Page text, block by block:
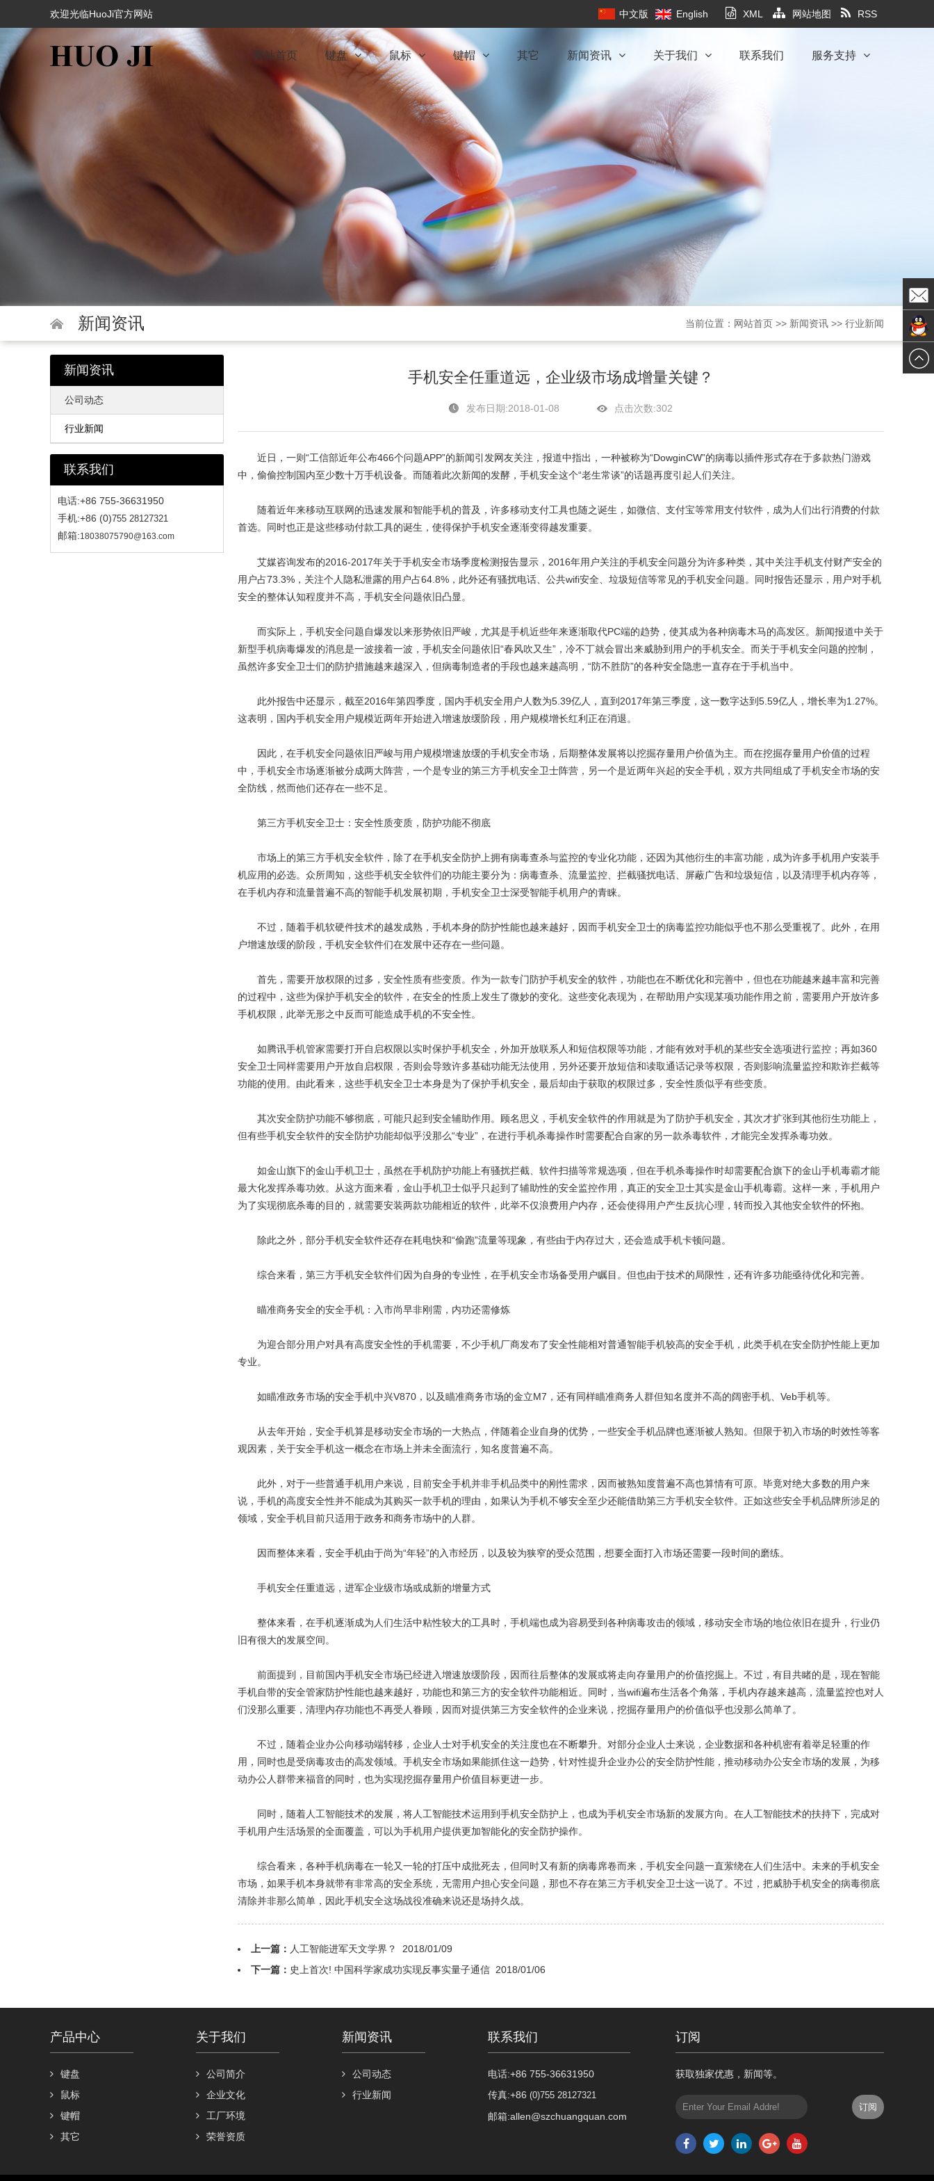
欢迎光临HuoJi官方网站 中文版 English XML 网站地图 RSS
网站首页 键盘 鼠标 键帽 其它 新闻资讯 关于我们 联系我们 服务支持
当前位置： 网站首页 >> 新闻资讯 >> 行业新闻
新闻资讯
新闻资讯
公司动态
行业新闻
联系我们
电话:+86 755-36631950
手机:+86 (0)755 28127321
邮箱:18038075790@163.com
手机安全任重道远，企业级市场成增量关键？
发布日期:2018-01-08 点击次数:302
近日，一则“工信部近年公布466个问题APP”的新闻引发网友关注，报道中指出，一种被称为“DowginCW”的病毒以插件形式存在于多款热门游戏
中，偷偷控制国内至少数十万手机设备。而随着此次新闻的发酵，手机安全这个“老生常谈”的话题再度引起人们关注。
随着近年来移动互联网的迅速发展和智能手机的普及，许多移动支付工具也随之诞生，如微信、支付宝等常用支付软件，成为人们出行消费的付款
首选。同时也正是这些移动付款工具的诞生，使得保护手机安全逐渐变得越发重要。
艾媒咨询发布的2016-2017年关于手机安全市场季度检测报告显示，2016年用户关注的手机安全问题分为许多种类，其中关注手机支付财产安全的
用户占73.3%，关注个人隐私泄露的用户占64.8%，此外还有骚扰电话、公共wifi安全、垃圾短信等常见的手机安全问题。同时报告还显示，用户对手机
安全的整体认知程度并不高，手机安全问题依旧凸显。
而实际上，手机安全问题自爆发以来形势依旧严峻，尤其是手机近些年来逐渐取代PC端的趋势，使其成为各种病毒木马的高发区。新闻报道中关于
新型手机病毒爆发的消息是一波接着一波，手机安全问题依旧“春风吹又生”，冷不丁就会冒出来威胁到用户的手机安全。而关于手机安全问题的控制，
虽然许多安全卫士们的防护措施越来越深入，但病毒制造者的手段也越来越高明，“防不胜防”的各种安全隐患一直存在于手机当中。
此外报告中还显示，截至2016年第四季度，国内手机安全用户人数为5.39亿人，直到2017年第三季度，这一数字达到5.59亿人，增长率为1.27%。
这表明，国内手机安全用户规模近两年开始进入增速放缓阶段，用户规模增长红利正在消退。
因此，在手机安全问题依旧严峻与用户规模增速放缓的手机安全市场，后期整体发展将以挖掘存量用户价值为主。而在挖掘存量用户价值的过程
中，手机安全市场逐渐被分成两大阵营，一个是专业的第三方手机安全卫士阵营，另一个是近两年兴起的安全手机，双方共同组成了手机安全市场的安
全防线，然而他们还存在一些不足。
第三方手机安全卫士：安全性质变质，防护功能不彻底
市场上的第三方手机安全软件，除了在手机安全防护上拥有病毒查杀与监控的专业化功能，还因为其他衍生的丰富功能，成为许多手机用户安装手
机应用的必选。众所周知，这些手机安全软件们的功能主要分为：病毒查杀、流量监控、拦截骚扰电话、屏蔽广告和垃圾短信，以及清理手机内存等，
在手机内存和流量普遍不高的智能手机发展初期，手机安全卫士深受智能手机用户的青睐。
不过，随着手机软硬件技术的越发成熟，手机本身的防护性能也越来越好，因而手机安全卫士的病毒监控功能似乎也不那么受重视了。此外，在用
户增速放缓的阶段，手机安全软件们在发展中还存在一些问题。
首先，需要开放权限的过多，安全性质有些变质。作为一款专门防护手机安全的软件，功能也在不断优化和完善中，但也在功能越来越丰富和完善
的过程中，这些为保护手机安全的软件，在安全的性质上发生了微妙的变化。这些变化表现为，在帮助用户实现某项功能作用之前，需要用户开放许多
手机权限，此举无形之中反而可能造成手机的不安全性。
如腾讯手机管家需要打开自启权限以实时保护手机安全，外加开放联系人和短信权限等功能，才能有效对手机的某些安全选项进行监控；再如360
安全卫士同样需要用户开放自启权限，否则会导致许多基础功能无法使用，另外还要开放短信和读取通话记录等权限，否则影响流量监控和欺诈拦截等
功能的使用。由此看来，这些手机安全卫士本身是为了保护手机安全，最后却由于获取的权限过多，安全性质似乎有些变质。
其次安全防护功能不够彻底，可能只起到安全辅助作用。顾名思义，手机安全软件的作用就是为了防护手机安全，其次才扩张到其他衍生功能上，
但有些手机安全软件的安全防护功能却似乎没那么“专业”，在进行手机杀毒操作时需要配合自家的另一款杀毒软件，才能完全发挥杀毒功效。
如金山旗下的金山手机卫士，虽然在手机防护功能上有骚扰拦截、软件扫描等常规选项，但在手机杀毒操作时却需要配合旗下的金山手机毒霸才能
最大化发挥杀毒功效。从这方面来看，金山手机卫士似乎只起到了辅助性的安全监控作用，真正的安全卫士其实是金山手机毒霸。这样一来，手机用户
为了实现彻底杀毒的目的，就需要安装两款功能相近的软件，此举不仅浪费用户内存，还会使得用户产生反抗心理，转而投入其他安全软件的怀抱。
除此之外，部分手机安全软件还存在耗电快和“偷跑”流量等现象，有些由于内存过大，还会造成手机卡顿问题。
综合来看，第三方手机安全软件们因为自身的专业性，在手机安全市场备受用户瞩目。但也由于技术的局限性，还有许多功能亟待优化和完善。
瞄准商务安全的安全手机：入市尚早非刚需，内功还需修炼
为迎合部分用户对具有高度安全性的手机需要，不少手机厂商发布了安全性能相对普通智能手机较高的安全手机，此类手机在安全防护性能上更加
专业。
如瞄准政务市场的安全手机中兴V870，以及瞄准商务市场的金立M7，还有同样瞄准商务人群但知名度并不高的阔密手机、Veb手机等。
从去年开始，安全手机算是移动安全市场的一大热点，伴随着企业自身的优势，一些安全手机品牌也逐渐被人熟知。但限于初入市场的时效性等客
观因素，关于安全手机这一概念在市场上并未全面流行，知名度普遍不高。
此外，对于一些普通手机用户来说，目前安全手机并非手机品类中的刚性需求，因而被熟知度普遍不高也算情有可原。毕竟对绝大多数的用户来
说，手机的高度安全性并不能成为其购买一款手机的理由，如果认为手机不够安全至少还能借助第三方手机安全软件。正如这些安全手机品牌所涉足的
领域，安全手机目前只适用于政务和商务市场中的人群。
因而整体来看，安全手机由于尚为“年轻”的入市经历，以及较为狭窄的受众范围，想要全面打入市场还需要一段时间的磨练。
手机安全任重道远，进军企业级市场或成新的增量方式
整体来看，在手机逐渐成为人们生活中粘性较大的工具时，手机端也成为容易受到各种病毒攻击的领域，移动安全市场的地位依旧在提升，行业仍
旧有很大的发展空间。
前面提到，目前国内手机安全市场已经进入增速放缓阶段，因而往后整体的发展或将走向存量用户的价值挖掘上。不过，有目共睹的是，现在智能
手机自带的安全管家防护性能也越来越好，功能也和第三方的安全软件功能相近。同时，当wifi遍布生活各个角落，手机内存越来越高，流量监控也对人
们没那么重要，清理内存功能也不再受人眷顾，因而对提供第三方安全软件的企业来说，挖掘存量用户的价值似乎也没那么简单了。
不过，随着企业办公向移动端转移，企业人士对手机安全的关注度也在不断攀升。对部分企业人士来说，企业数据和各种机密有着举足轻重的作
用，同时也是受病毒攻击的高发领域。手机安全市场如果能抓住这一趋势，针对性提升企业办公的安全防护性能，推动移动办公安全市场的发展，为移
动办公人群带来福音的同时，也为实现挖掘存量用户价值目标更进一步。
同时，随着人工智能技术的发展，将人工智能技术运用到手机安全防护上，也成为手机安全市场新的发展方向。在人工智能技术的扶持下，完成对
手机用户生活场景的全面覆盖，可以为手机用户提供更加智能化的安全防护操作。
综合看来，各种手机病毒在一轮又一轮的打压中成批死去，但同时又有新的病毒席卷而来，手机安全问题一直萦绕在人们生活中。未来的手机安全
市场，如果手机本身就带有非常高的安全系统，无需用户担心安全问题，那也不存在第三方手机安全卫士这一说了。不过，把威胁手机安全的病毒彻底
清除并非那么简单，因此手机安全这场战役准确来说还是场持久战。
上一篇： 人工智能进军天文学界？
2018/01/09
下一篇： 史上首次! 中国科学家成功实现反事实量子通信 2018/01/06
产品中心
键盘
鼠标
键帽
其它
关于我们
公司简介
企业文化
工厂环境
荣誉资质
新闻资讯
公司动态
行业新闻
联系我们
电话:+86 755-36631950
传真:+86 (0)755 28127321
邮箱:allen@szchuangquan.com
订阅
获取独家优惠，新闻等。
在线交
谈
在线交